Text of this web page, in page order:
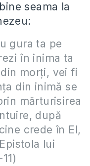
seama la
gura ta pe
în inima ta
morţi, vei fi
din inimă se
mărturisirea
după
crede în El,
lui